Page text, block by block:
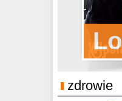
zdrowie